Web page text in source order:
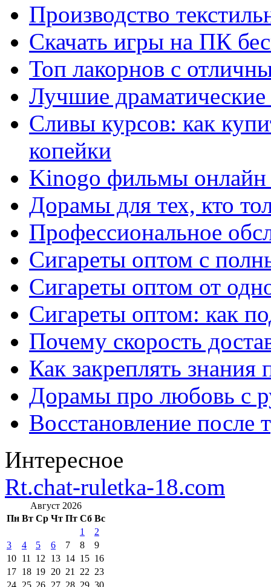
Производство
Скачать игры на ПК
Топ лакорнов с
Лучшие
Сливы курсов: как
копейки
Kinogo фильмы онлайн
Дорамы для тех, кто
Профессиональное
Сигареты оптом с
Сигареты оптом от
Сигареты оптом: как
Почему скорость
Как закреплять знания
Дорамы про любовь с
Восстановление после
Интересное
Rt.chat-ruletka-18.com
Август 2026
Пн Вт Ср Чт Пт Сб Вс
1
2
3
4 5 6 7 8
9
10 11 12 13 14 15 16
17 18 19 20 21 22 23
24 25 26 27 28 29 30